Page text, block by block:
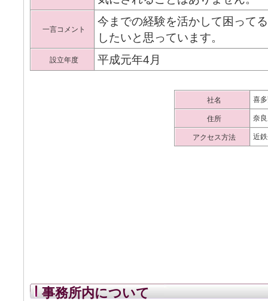
一言コメント
今までの経験を活かして困って
したいと思っています。
設立年度 平成元年4月
社名 喜
住所 奈
アクセス方法 近
事務所内について